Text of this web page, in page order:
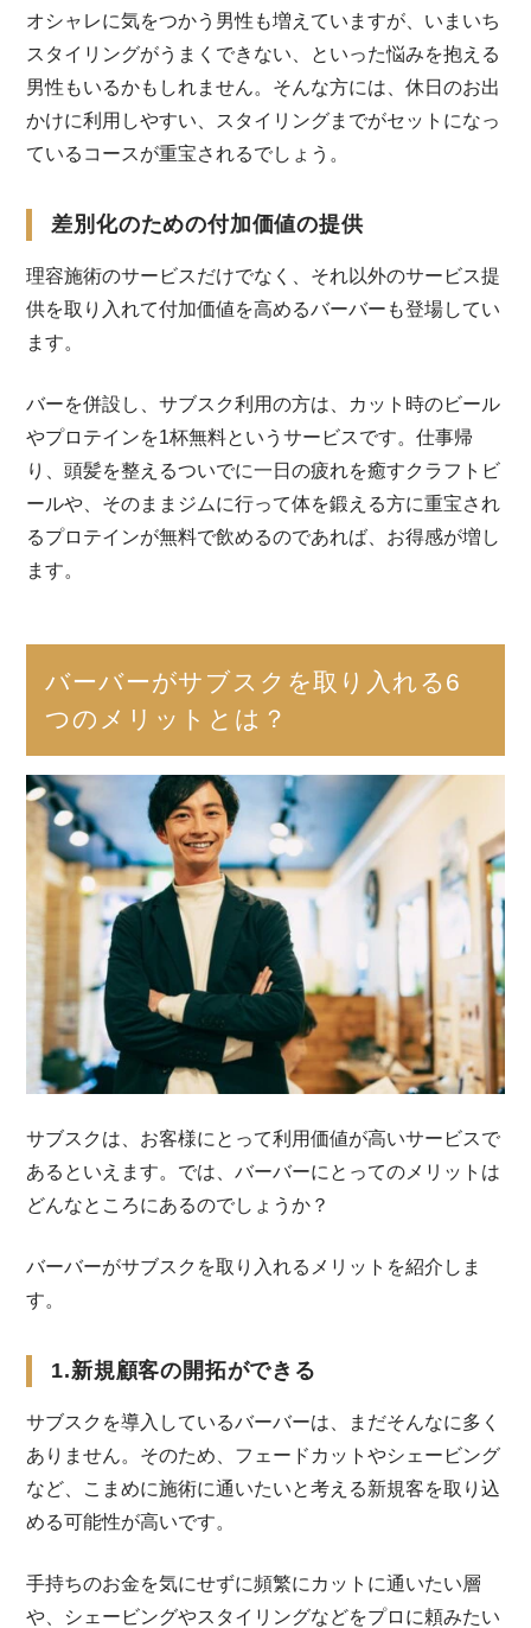
オシャレに気をつかう男性も増えていますが、いまいち
スタイリングがうまくできない、といった悩みを抱える
男性もいるかもしれません。そんな方には、休日のお出
かけに利用しやすい、スタイリングまでがセットになっ
ているコースが重宝されるでしょう。
差別化のための付加価値の提供
理容施術のサービスだけでなく、それ以外のサービス提
供を取り入れて付加価値を高めるバーバーも登場してい
ます。
バーを併設し、サブスク利用の方は、カット時のビール
やプロテインを1杯無料というサービスです。仕事帰
り、頭髪を整えるついでに一日の疲れを癒すクラフトビ
ールや、そのままジムに行って体を鍛える方に重宝され
るプロテインが無料で飲めるのであれば、お得感が増し
ます。
バーバーがサブスクを取り入れる6
つのメリットとは？
サブスクは、お客様にとって利用価値が高いサービスで
あるといえます。では、バーバーにとってのメリットは
どんなところにあるのでしょうか？
バーバーがサブスクを取り入れるメリットを紹介しま
す。
1.新規顧客の開拓ができる
サブスクを導入しているバーバーは、まだそんなに多く
ありません。そのため、フェードカットやシェービング
など、こまめに施術に通いたいと考える新規客を取り込
める可能性が高いです。
手持ちのお金を気にせずに頻繁にカットに通いたい層
や、シェービングやスタイリングなどをプロに頼みたい